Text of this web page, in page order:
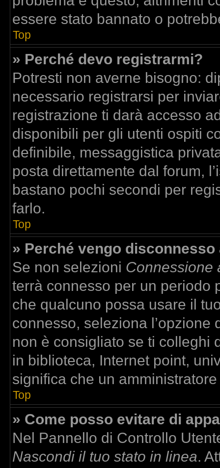
essere stato bannato o
Top
» Perché devo registrarmi?
Potresti non averne bisogno:
necessario registrarsi per
registrazione ti darà accesso
disponibili per gli utenti ospiti
definibile, messaggistica
posta direttamente dal forum,
bastano pochi secondi per
farlo.
Top
» Perché vengo
Se non selezioni Connessione
terrà connesso per un periodo
che qualcuno possa usare il
connesso, seleziona
non è consigliato se ti colleghi
in biblioteca, Internet point,
significa che un
Top
» Come posso evitare di
Nel Pannello di Controllo
Nascondi il tuo stato in linea.